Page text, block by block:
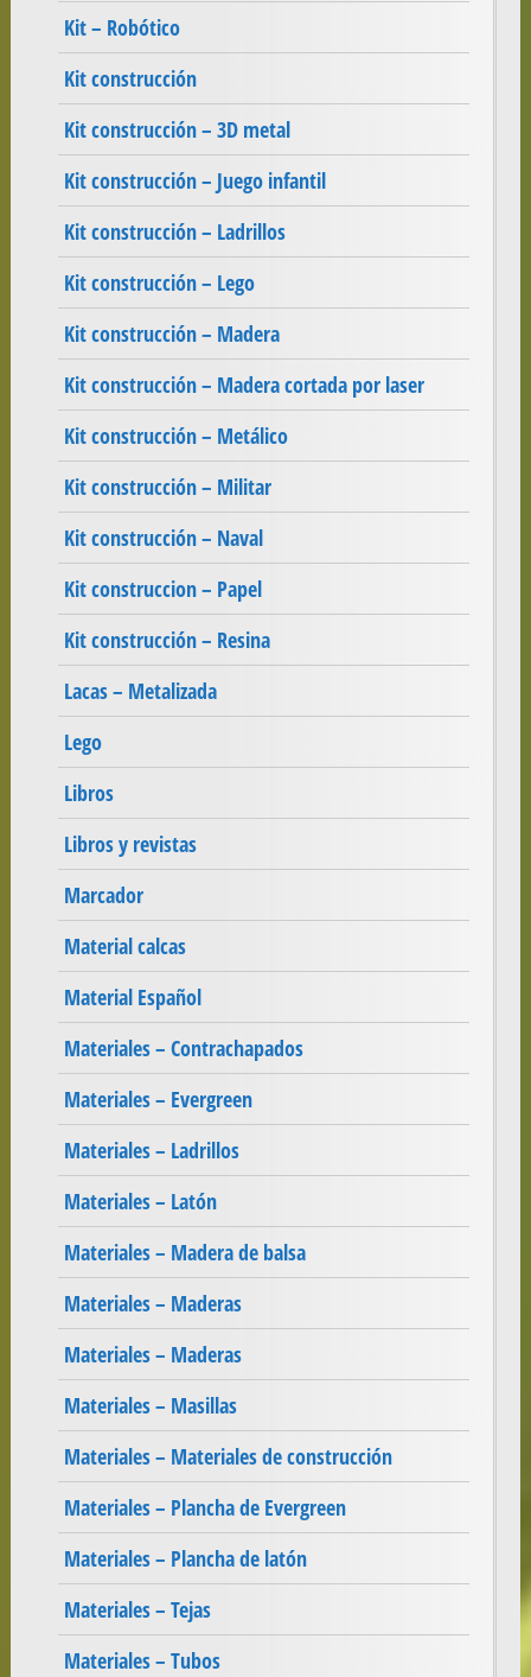
Kit – Robótico
Kit construcción
Kit construcción – 3D metal
Kit construcción – Juego infantil
Kit construcción – Ladrillos
Kit construcción – Lego
Kit construcción – Madera
Kit construcción – Madera cortada por laser
Kit construcción – Metálico
Kit construcción – Militar
Kit construcción – Naval
Kit construccion – Papel
Kit construcción – Resina
Lacas – Metalizada
Lego
Libros
Libros y revistas
Marcador
Material calcas
Material Español
Materiales – Contrachapados
Materiales – Evergreen
Materiales – Ladrillos
Materiales – Latón
Materiales – Madera de balsa
Materiales – Maderas
Materiales – Maderas
Materiales – Masillas
Materiales – Materiales de construcción
Materiales – Plancha de Evergreen
Materiales – Plancha de latón
Materiales – Tejas
Materiales – Tubos